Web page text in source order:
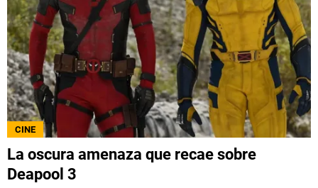
CINE
La oscura amenaza que recae sobre
Deapool 3